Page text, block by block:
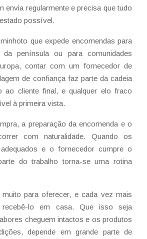
envia regularmente e precisa que tudo
possível.
que expede encomendas para
da península ou para comunidades
contar com um fornecedor de
de confiança faz parte da cadeia
ao cliente final, e qualquer elo fraco
à primeira vista.
a preparação da encomenda e o
com naturalidade. Quando os
e o fornecedor cumpre o
do trabalho torna-se uma rotina
para oferecer, e cada vez mais
recebê-lo em casa. Que isso seja
cheguem intactos e os produtos
depende em grande parte de